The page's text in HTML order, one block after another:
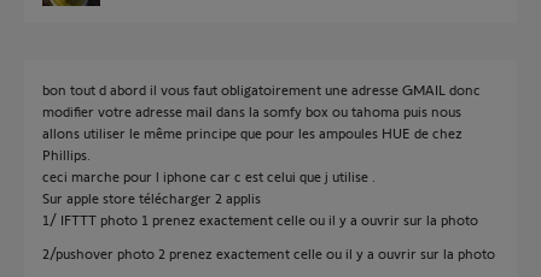
bon tout d abord il vous faut obligatoirement une adresse GMAIL donc
modifier votre adresse mail dans la somfy box ou tahoma puis nous
allons utiliser le même principe que pour les ampoules HUE de chez
Phillips.
ceci marche pour l iphone car c est celui que j utilise .
Sur apple store télécharger 2 applis
1/ IFTTT photo 1 prenez exactement celle ou il y a ouvrir sur la photo
2/pushover photo 2 prenez exactement celle ou il y a ouvrir sur la photo